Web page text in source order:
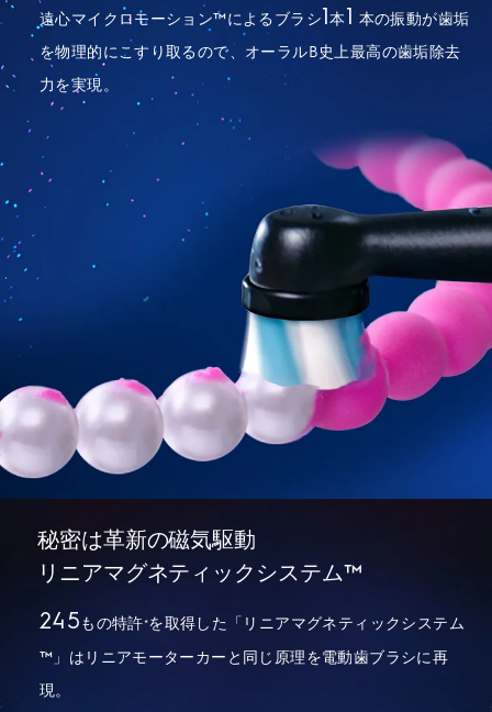
遠心マイクロモーション™によるブラシ1本1 本の振動が歯垢
を物理的にこすり取るので、オーラルB史上最高の歯垢除去
力を実現。
秘密は革新の磁気駆動
リニアマグネティックシステム™
245もの特許*を取得した「リニアマグネティックシステム
™」はリニアモーターカーと同じ原理を電動歯ブラシに再
現。